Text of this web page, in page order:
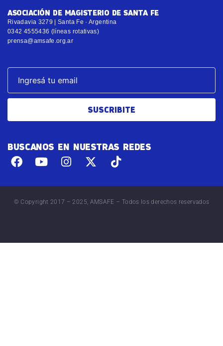
ASOCIACIÓN DE MAGISTERIO DE SANTA FE
Rivadavia 3279 | Santa Fe · Argentina
0342 4555436 (líneas rotativas)
prensa@amsafe.org.ar
SUSCRIBITE
BUSCANOS EN NUESTRAS REDES
© Copyright 2017 – 2025, AMSAFE – Todos los derechos reservados